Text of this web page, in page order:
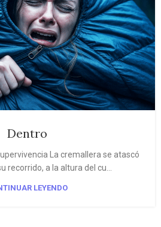
Dentro
La cremallera se atascó
recorrido, a la altura del cu...
LEYENDO